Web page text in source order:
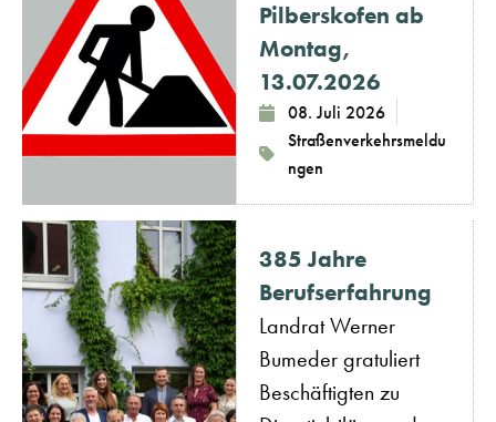
Pilberskofen ab
Montag,
13.07.2026
08. Juli 2026
Straßenverkehrsmeldu
ngen
385 Jahre
Landrat Werner
Bumeder gratuliert
Beschäftigten zu